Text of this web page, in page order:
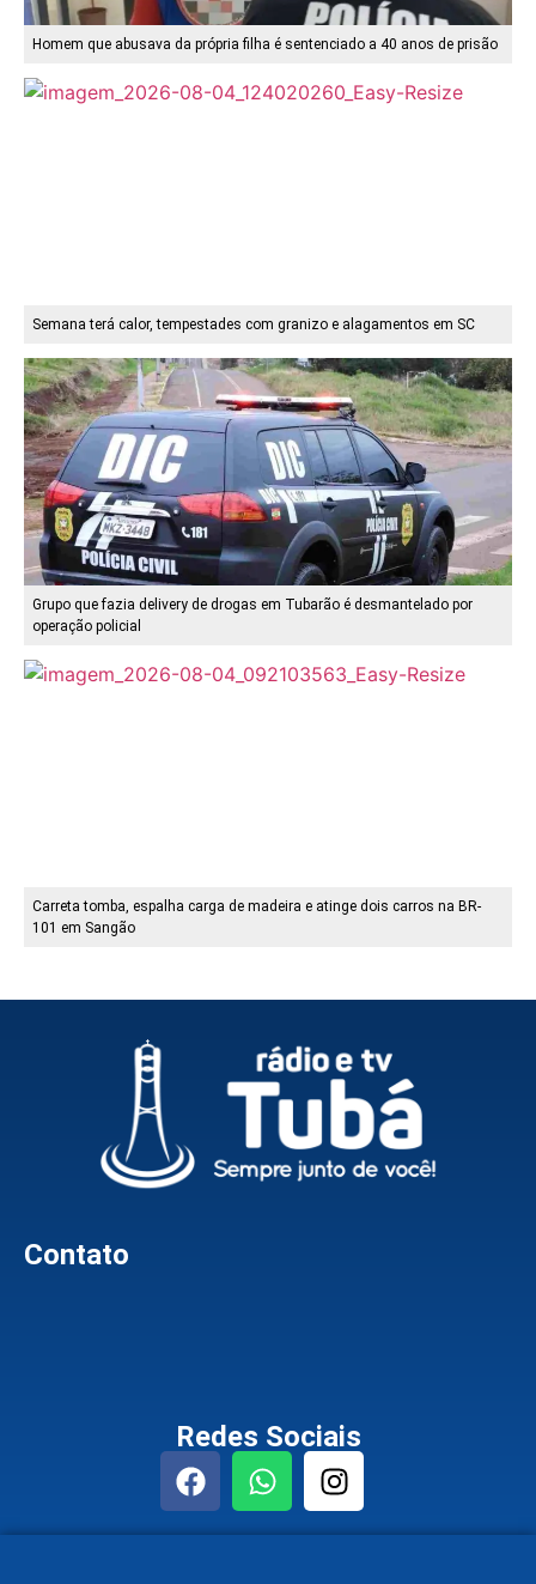
Homem que abusava da própria filha é sentenciado a 40 anos de prisão
Semana terá calor, tempestades com granizo e alagamentos em SC
Grupo que fazia delivery de drogas em Tubarão é desmantelado por
operação policial
Carreta tomba, espalha carga de madeira e atinge dois carros na BR-
101 em Sangão
Contato
Redes Sociais